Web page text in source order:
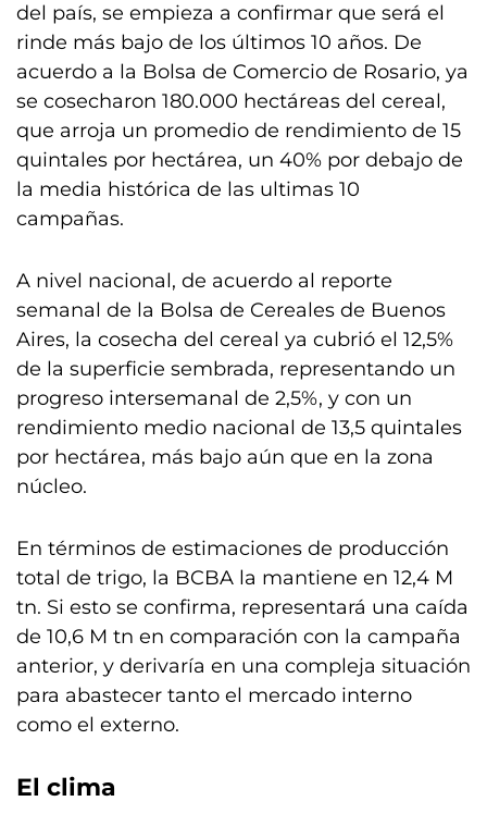
del país, se empieza a confirmar que será el
rinde más bajo de los últimos 10 años. De
acuerdo a la Bolsa de Comercio de Rosario, ya
se cosecharon 180.000 hectáreas del cereal,
que arroja un promedio de rendimiento de 15
quintales por hectárea, un 40% por debajo de
la media histórica de las ultimas 10
campañas.
A nivel nacional, de acuerdo al reporte
semanal de la Bolsa de Cereales de Buenos
Aires, la cosecha del cereal ya cubrió el 12,5%
de la superficie sembrada, representando un
progreso intersemanal de 2,5%, y con un
rendimiento medio nacional de 13,5 quintales
por hectárea, más bajo aún que en la zona
núcleo.
En términos de estimaciones de producción
total de trigo, la BCBA la mantiene en 12,4 M
tn. Si esto se confirma, representará una caída
de 10,6 M tn en comparación con la campaña
anterior, y derivaría en una compleja situación
para abastecer tanto el mercado interno
como el externo.
El clima